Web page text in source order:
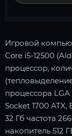
Игровой
Core i5-12500
процессор,
процессора
Socket 1700
32 Гб частота
накопитель 512